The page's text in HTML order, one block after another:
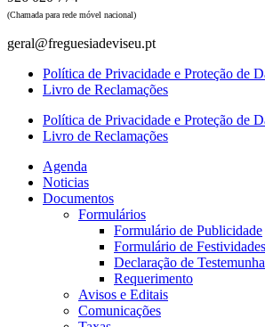
(Chamada para rede móvel nacional)
geral@freguesiadeviseu.pt
Política de Privacidade e Proteção de
Livro de Reclamações
Política de Privacidade e Proteção de
Livro de Reclamações
Agenda
Noticias
Documentos
Formulários
Formulário de Publicidade
Formulário de Festividades
Declaração de
Requerimento
Avisos e Editais
Comunicações